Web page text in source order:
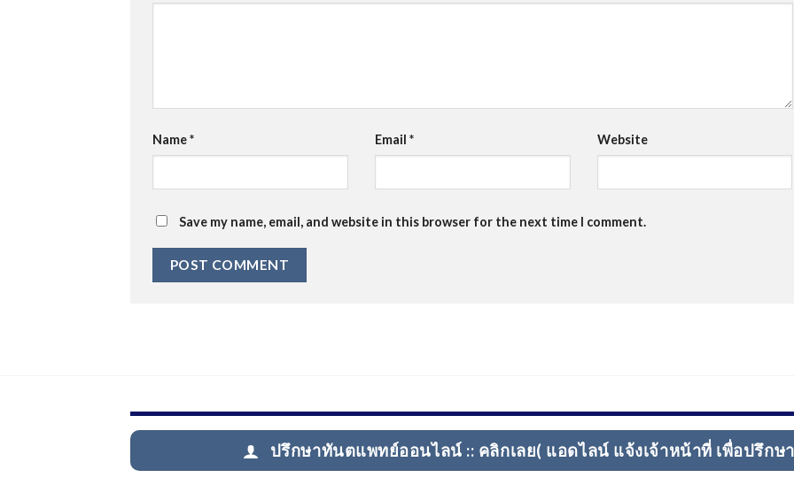
Name* Email * Website
Save my name, email, and website in this browser for the next time I comment.
ปรึกษาทันตแพทย์ออนไลน์ :: คลิกเลย( แอดไลน์ แจ้งเจ้าหน้าที่ เพื่อปรึก